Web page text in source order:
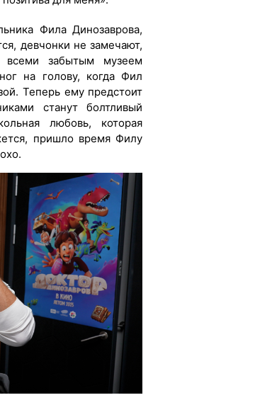
Фила Динозаврова,
девчонки не замечают,
забытым музеем
на голову, когда Фил
Теперь ему предстоит
станут болтливый
любовь, которая
пришло время Филу